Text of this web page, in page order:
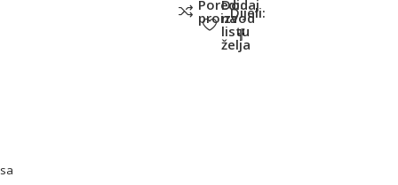
sa
Poredi
proizvod
Dodaj
na
listu
želja
Dijeli: